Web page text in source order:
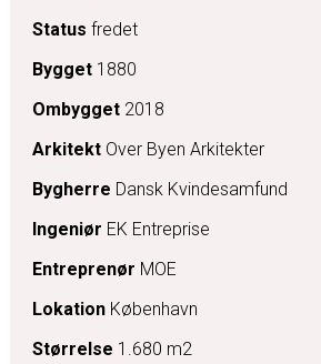
Status fredet
Bygget1880
Ombygget2018
ArkitektOver Byen Arkitekter
Bygherre Dansk Kvindesamfund
Ingeniør EK Entreprise
Entreprenør MOE
LokationKøbenhavn
Størrelse 1.680 m2